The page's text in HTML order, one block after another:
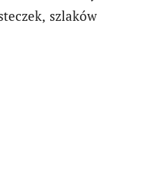
szlaków